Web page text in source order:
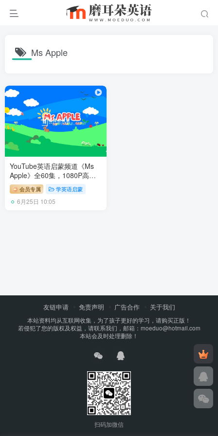
Ms Apple
YouTube英语启蒙频道《Ms
Apple》全60集，1080P高清
视频，百度网盘下载！
会员专属 学英语启蒙
6月25日 10:05
友链申请 免责声明 广告合作 关于我们
本站资料均从互联网收集，为了孩子更好的学习，请购买正版！
若侵犯了您的版权及权益，请联系我们，邮箱：moeduo@hotmail.com
本站会及时处理删除！
扫码加微信